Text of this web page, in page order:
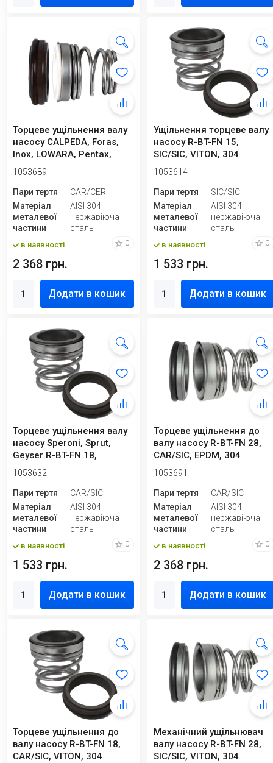
Торцеве ущільнення валу
насосу CALPEDA, Foras,
Inox, LOWARA, Pentax,
Speroni,...
1053689
Пари тертя
CAR/CER
Матеріал
металевої
частини
AISI 304
нержавіюча
сталь
в наявності 0
2 368 грн.
Додати в кошик
Ущільнення торцеве валу
насосу R-BT-FN 15,
SIC/SIC, VITON, 304
1053614
Пари тертя
SIC/SIC
Матеріал
металевої
частини
AISI 304
нержавіюча
сталь
в наявності 0
1 533 грн.
Додати в кошик
Торцеве ущільнення валу
насосу Speroni, Sprut,
Geyser R-BT-FN 18,
CAR/SIC, EP...
1053632
Пари тертя
CAR/SIC
Матеріал
металевої
частини
AISI 304
нержавіюча
сталь
в наявності 0
1 533 грн.
Додати в кошик
Торцеве ущільнення до
валу насосу R-BT-FN 28,
CAR/SIC, EPDM, 304
1053691
Пари тертя
CAR/SIC
Матеріал
металевої
частини
AISI 304
нержавіюча
сталь
в наявності 0
2 368 грн.
Додати в кошик
Торцеве ущільнення до
валу насосу R-BT-FN 18,
CAR/SIC, VITON, 304
Механічний ущільнювач
валу насосу R-BT-FN 28,
SIC/SIC, VITON, 304